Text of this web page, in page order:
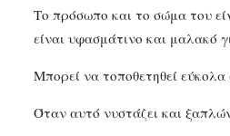
Το πρόσωπο και το σώμα του
είναι υφασμάτινο και μαλακό
Μπορεί να τοποθετηθεί εύκολα
Όταν αυτό νυστάζει και